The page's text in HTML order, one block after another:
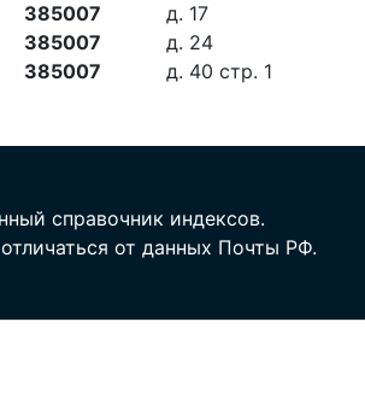
385007 д. 17
385007 д. 24
385007 д. 40 стр. 1
справочник индексов.
от данных Почты РФ.